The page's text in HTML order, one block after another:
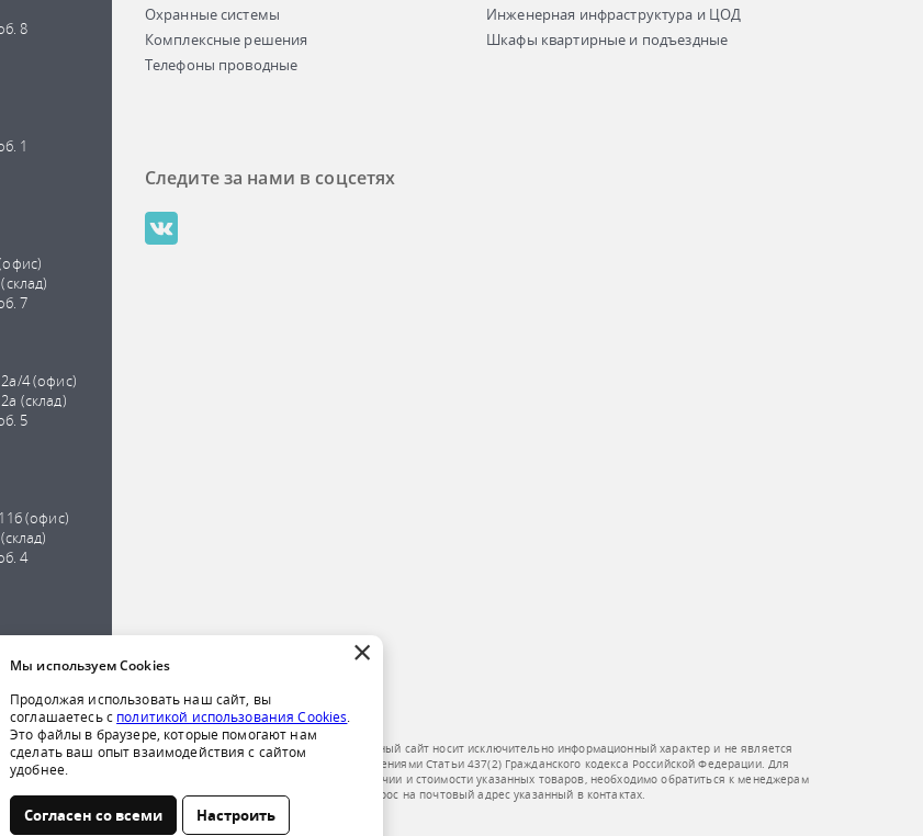
8
1
7
4 (офис)
(склад)
5
(офис)
4
Охранные системы
Инженерная инфраструктура и ЦОД
Комплексные решения
Шкафы квартирные и подъездные
Телефоны проводные
Следите за нами в соцсетях
Обращаем ваше внимание на то, что данный сайт носит исключительно информационный характер и не является
публичной офертой, определяемой положениями Статьи 437(2) Гражданского кодекса Российской Федерации. Для
получения подробной информации о наличии и стоимости указанных товаров, необходимо обратиться к менеджерам
компании по телефону или отправить запрос на почтовый адрес указанный в контактах.
×
Мы используем Cookies
Продолжая использовать наш сайт, вы
соглашаетесь с политикой использования Cookies.
Это файлы в браузере, которые помогают нам
сделать ваш опыт взаимодействия с сайтом
удобнее.
Согласен со всеми Настроить